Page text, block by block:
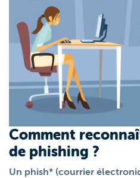
Comment
de phishing ?
Un phish* (courrier